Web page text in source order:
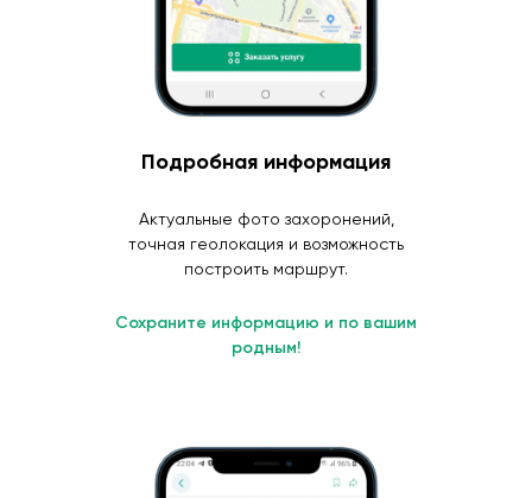
Подробная информация
Актуальные фото захоронений,
точная геолокация и возможность
построить маршрут.
Сохраните информацию и по вашим
родным!